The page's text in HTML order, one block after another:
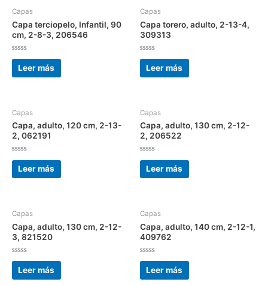
Capas
Capa terciopelo, Infantil, 90
cm, 2-8-3, 206546
Valorado
con
de
Leer más
Capas
Capa torero, adulto, 2-13-4,
309313
Valorado
con
de
Leer más
Capas
Capa, adulto, 120 cm, 2-13-
2, 062191
Valorado
con
de
Leer más
Capas
Capa, adulto, 130 cm, 2-12-
2, 206522
Valorado
con
de
Leer más
Capas
Capa, adulto, 130 cm, 2-12-
3, 821520
Valorado
con
de
Leer más
Capas
Capa, adulto, 140 cm, 2-12-1,
409762
Valorado
con
de
Leer más